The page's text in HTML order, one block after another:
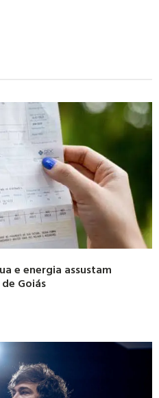
e energia assustam
Goiás